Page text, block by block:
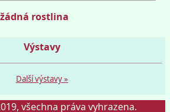
rostlina
Výstavy
Další výstavy »
všechna práva vyhrazena.